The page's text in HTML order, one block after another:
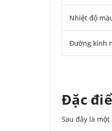
Nhiệt độ
Đường kính
Đặc
Sau đây là